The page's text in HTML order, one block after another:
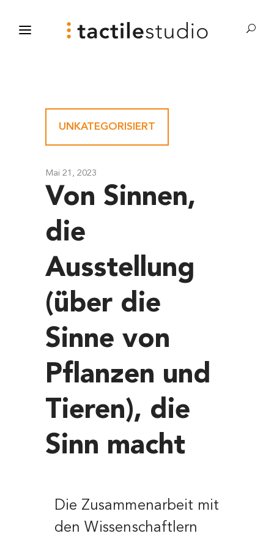
UNKATEGORISIERT
Mai 21, 2023
Von Sinnen,
die
Ausstellung
(über die
Sinne von
Pflanzen und
Tieren), die
Sinn macht
Die Zusammenarbeit mit
den Wissenschaftlern